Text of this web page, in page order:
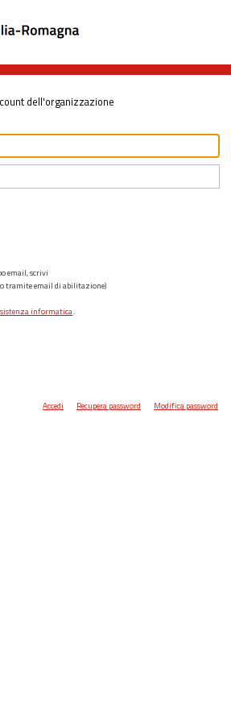
dell'organizzazione
email, scrivi
tramite email di abilitazione)
informatica.
Accedi Recupera password Modifica password